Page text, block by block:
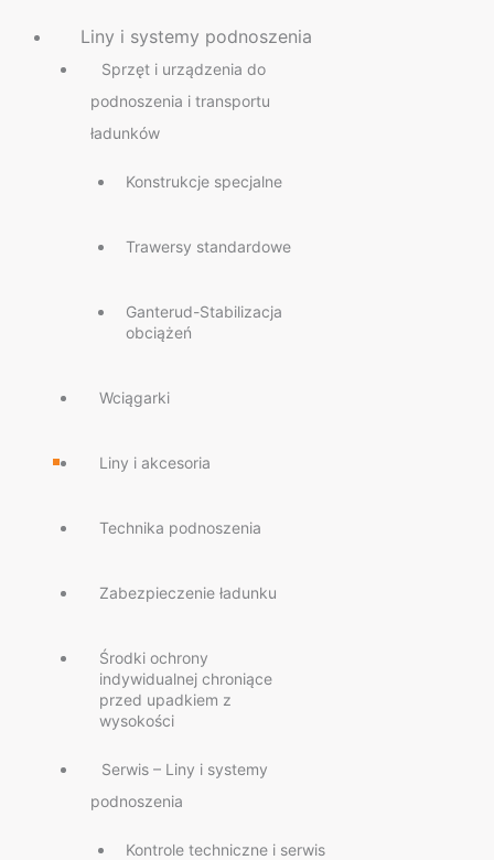
Liny i systemy podnoszenia
Sprzęt i urządzenia do
podnoszenia i transportu
ładunków
Konstrukcje specjalne
Trawersy standardowe
Ganterud-Stabilizacja
obciążeń
Wciągarki
Liny i akcesoria
Technika podnoszenia
Zabezpieczenie ładunku
Środki ochrony
indywidualnej chroniące
przed upadkiem z
wysokości
Serwis – Liny i systemy
podnoszenia
Kontrole techniczne i serwis